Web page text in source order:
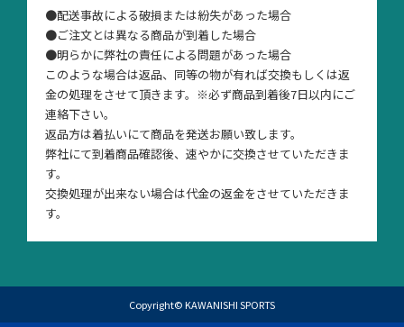
●配送事故による破損または紛失があった場合
●ご注文とは異なる商品が到着した場合
●明らかに弊社の責任による問題があった場合
このような場合は返品、同等の物が有れば交換もしくは返
金の処理をさせて頂きます。※必ず商品到着後7日以内にご
連絡下さい。
返品方は着払いにて商品を発送お願い致します。
弊社にて到着商品確認後、速やかに交換させていただきま
す。
交換処理が出来ない場合は代金の返金をさせていただきま
す。
Copyright© KAWANISHI SPORTS